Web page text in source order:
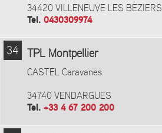
34420 VILLENEUVE LES BEZIERS
Tel. 0430309974
34 TPL Montpellier
CASTEL Caravanes
34740 VENDARGUES
Tel. +33 4 67 200 200